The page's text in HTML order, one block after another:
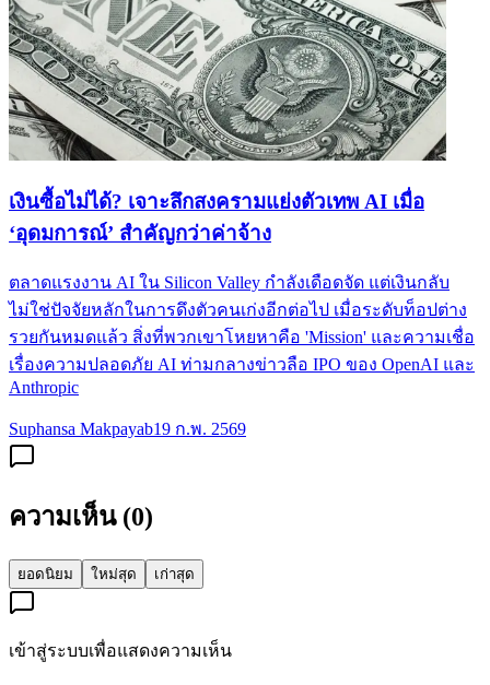
เงินซื้อไม่ได้? เจาะลึกสงครามแย่งตัวเทพ AI เมื่อ
‘อุดมการณ์’ สำคัญกว่าค่าจ้าง
ตลาดแรงงาน AI ใน Silicon Valley กำลังเดือดจัด แต่เงินกลับ
ไม่ใช่ปัจจัยหลักในการดึงตัวคนเก่งอีกต่อไป เมื่อระดับท็อปต่าง
รวยกันหมดแล้ว สิ่งที่พวกเขาโหยหาคือ 'Mission' และความเชื่อ
เรื่องความปลอดภัย AI ท่ามกลางข่าวลือ IPO ของ OpenAI และ
Anthropic
Suphansa Makpayab19 ก.พ. 2569
ความเห็น (0)
ยอดนิยม ใหม่สุด เก่าสุด
เข้าสู่ระบบเพื่อแสดงความเห็น